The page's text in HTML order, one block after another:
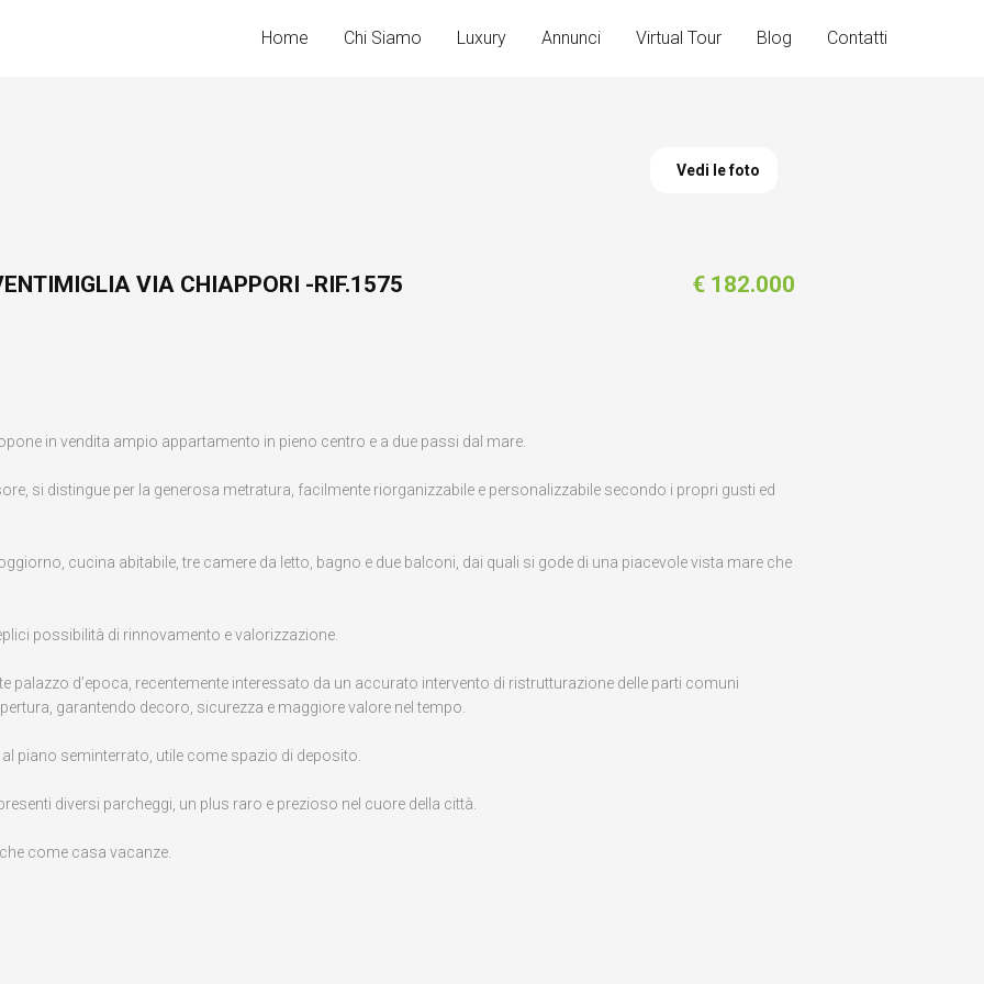
Home Chi Siamo Luxury Annunci Virtual Tour Blog Contatti
Vedi le foto
VIA CHIAPPORI -RIF.1575 € 182.000
in vendita ampio appartamento in pieno centro e a due passi dal mare.
si distingue per la generosa metratura, facilmente riorganizzabile e personalizzabile secondo i propri gusti ed
cucina abitabile, tre camere da letto, bagno e due balconi, dai quali si gode di una piacevole vista mare che
possibilità di rinnovamento e valorizzazione.
palazzo d’epoca, recentemente interessato da un accurato intervento di ristrutturazione delle parti comuni
garantendo decoro, sicurezza e maggiore valore nel tempo.
piano seminterrato, utile come spazio di deposito.
diversi parcheggi, un plus raro e prezioso nel cuore della città.
come casa vacanze.